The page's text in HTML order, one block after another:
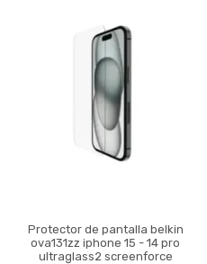
Protector de pantalla belkin
ova131zz iphone 15 - 14 pro
ultraglass2 screenforce